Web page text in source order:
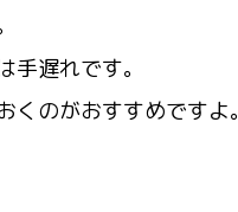
遅れです。
のがおすすめですよ。